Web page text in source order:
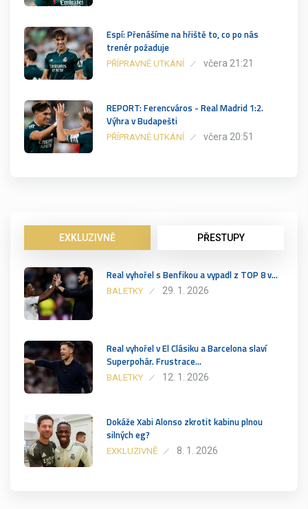
Espí: Přenášíme na hřiště to, co po nás
trenér požaduje
PŘÍPRAVNÉ UTKÁNÍ včera 21:21
REPORT: Ferencváros - Real Madrid 1:2.
Výhra v Budapešti
PŘÍPRAVNÉ UTKÁNÍ včera 20:51
EXKLUZIVNĚ PŘESTUPY
Real vyhořel s Benfikou a vypadl z TOP 8 v…
BALETKY 29. 1. 2026
Real vyhořel v El Clásiku a Barcelona slaví
Superpohár. Frustrace…
BALETKY 12. 1. 2026
Dokáže Xabi Alonso zkrotit kabinu plnou
silných eg?
EXKLUZIVNĚ 8. 1. 2026